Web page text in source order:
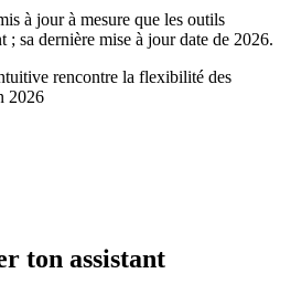
à jour à mesure que les outils
; sa dernière mise à jour date de 2026.
rencontre la flexibilité des
2026
ton assistant